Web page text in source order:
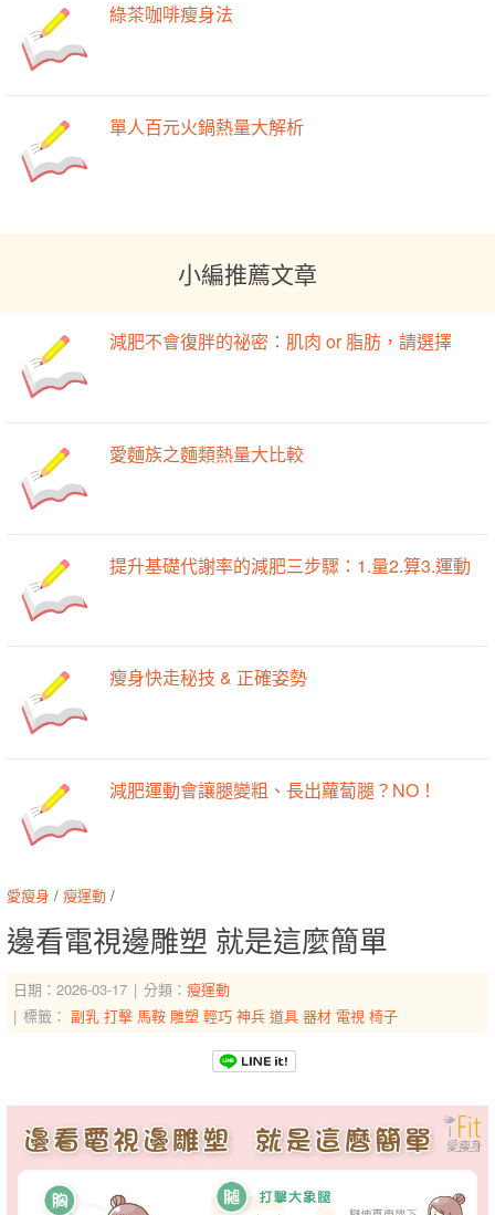
綠茶咖啡瘦身法
單人百元火鍋熱量大解析
小編推薦文章
減肥不會復胖的祕密：肌肉 or 脂肪，請選擇
愛麵族之麵類熱量大比較
提升基礎代謝率的減肥三步驟：1.量2.算3.運動
瘦身快走秘技 & 正確姿勢
減肥運動會讓腿變粗、長出蘿蔔腿？NO！
愛瘦身 / 瘦運動 /
邊看電視邊雕塑 就是這麼簡單
日期：2026-03-17 分類： 瘦運動
標籤： 副乳 打擊 馬鞍 雕塑 輕巧 神兵 道具 器材 電視 椅子